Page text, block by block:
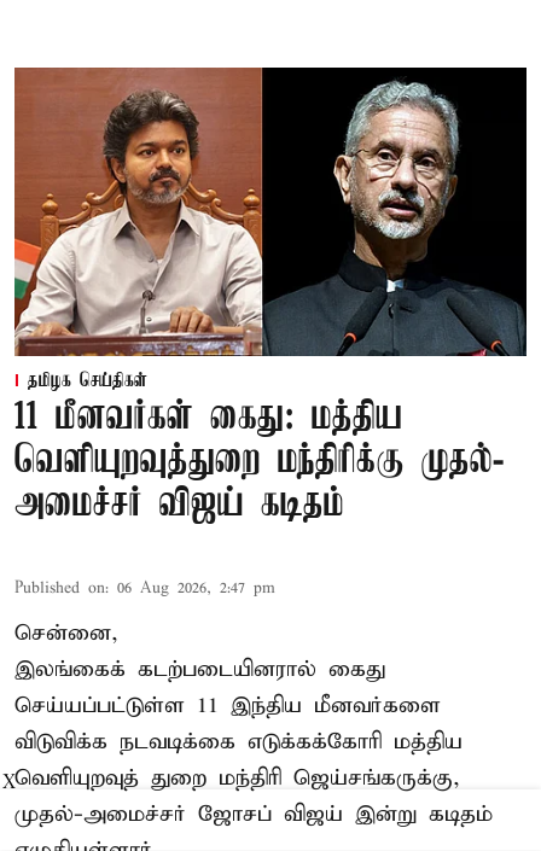
தமிழக செய்திகள்
11 மீனவர்கள் கைது: மத்திய
வெளியுறவுத்துறை மந்திரிக்கு முதல்-
அமைச்சர் விஜய் கடிதம்
Published on: 06 Aug 2026, 2:47 pm
சென்னை,
இலங்கைக் கடற்படையினரால் கைது
செய்யப்பட்டுள்ள 11 இந்திய மீனவர்களை
விடுவிக்க நடவடிக்கை எடுக்கக்கோரி மத்திய
வெளியுறவுத் துறை மந்திரி ஜெய்சங்கருக்கு,
முதல்-அமைச்சர் ஜோசப் விஜய் இன்று கடிதம்
X